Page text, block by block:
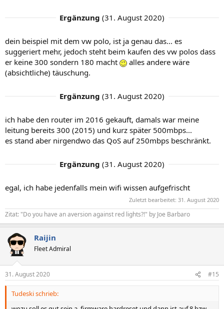
Ergänzung (31. August 2020)
dein beispiel mit dem vw polo, ist ja genau das... es
suggeriert mehr, jedoch steht beim kaufen des vw polos dass
er keine 300 sondern 180 macht
alles andere wäre
(absichtliche) täuschung.
Ergänzung (31. August 2020)
ich habe den router im 2016 gekauft, damals war meine
leitung bereits 300 (2015) und kurz später 500mbps...
es stand aber nirgendwo das QoS auf 250mbps beschränkt.
Ergänzung (31. August 2020)
egal, ich habe jedenfalls mein wifi wissen aufgefrischt
Zuletzt bearbeitet: 31. August 2020
Zitat: "Do you have an aversion against red lights?!" by Joe Barbaro
Raijin
Fleet Admiral
31. August 2020 #15
Tudeski schrieb: